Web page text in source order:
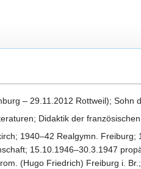
– 29.11.2012 Rottweil);
Didaktik der
1940–42 Realgymn.
15.10.1946–30.3.1947
(Hugo Friedrich) Freiburg i.